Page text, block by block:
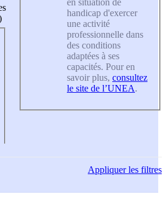
handicap d'exercer
une activité
professionnelle dans
des conditions
adaptées à ses
capacités. Pour en
savoir plus, consultez
le site de l’UNEA.
Appliquerles filtres